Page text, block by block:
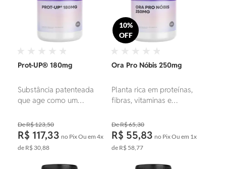
Prot-UP® 180mg
Substância patenteada
que age como um
o aumento de libido em
homens e mulheres.
R$ 123,50
R$ 117,33 no PixOu em 4x
de R$ 30,88
10%
OFF
Ora Pro Nóbis 250mg
Planta rica em proteínas,
fibras, vitaminas e
fortalecer o sistema
imunológico, promover
saciedade, saúde
digestiva e apoiar o bem-
estar geral.
R$ 65,30
R$ 55,83 no PixOu em 1x
de R$ 58,77